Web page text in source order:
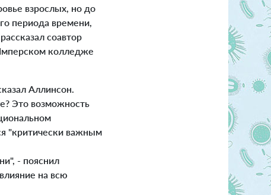
взрослых, но до
периода времени,
соавтор
колледже
Аллинсон.
Это возможность
"критически важным
- пояснил
на всю